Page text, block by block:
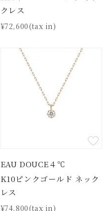
クレス
¥72,600(tax in)
EAU DOUCE４℃
K10ピンクゴールド ネック
レス
¥74,800(tax in)